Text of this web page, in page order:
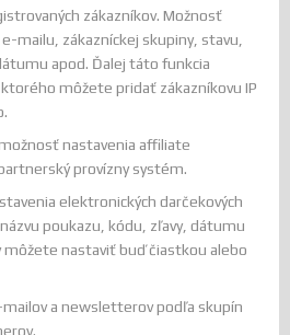
zákazníkov. Možnosť
mailu, zákazníckej skupiny, stavu,
apod. Ďalej táto funkcia
môžete pridať zákazníkovu IP
nastavenia affiliate
provízny systém.
elektronických darčekových
poukazu, kódu, zľavy, dátumu
môžete nastaviť buď čiastkou alebo
a newsletterov podľa skupín